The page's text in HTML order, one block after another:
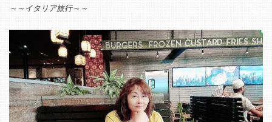
～～イタリア旅行～～